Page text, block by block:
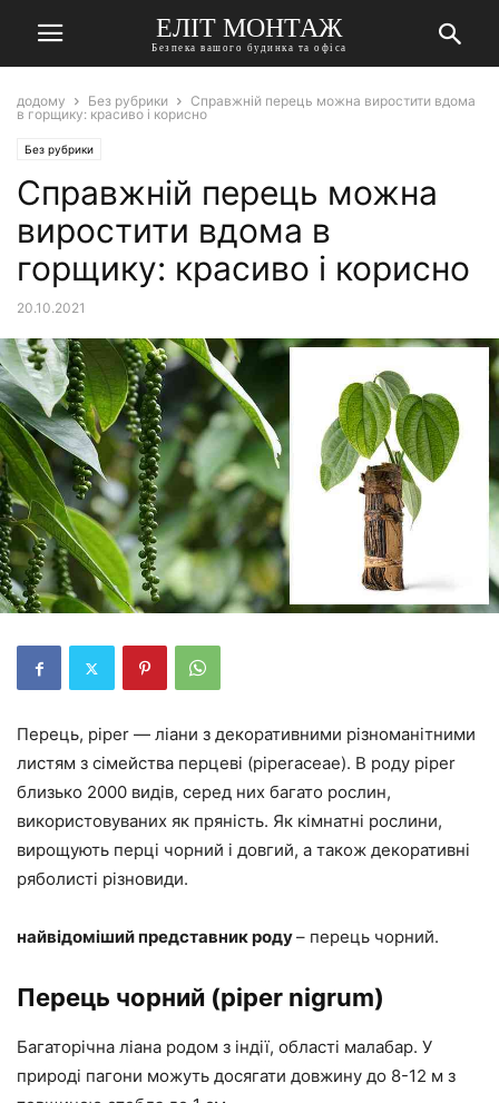
ЕЛІТ МОНТАЖ
Безпека вашого будинка та офіса
додому Без рубрики
Справжній перець можна виростити вдома
в горщику: красиво і корисно
Без рубрики
Справжній перець можна
виростити вдома в
горщику: красиво і корисно
20.10.2021
Перець, piper — ліани з декоративними різноманітними
листям з сімейства перцеві (piperaceae). В роду piper
близько 2000 видів, серед них багато рослин,
використовуваних як пряність. Як кімнатні рослини,
вирощують перці чорний і довгий, а також декоративні
ряболисті різновиди.
найвідоміший представник роду– перець чорний.
Перець чорний (piper nigrum)
Багаторічна ліана родом з індії, області малабар. У
природі пагони можуть досягати довжину до 8-12 м з